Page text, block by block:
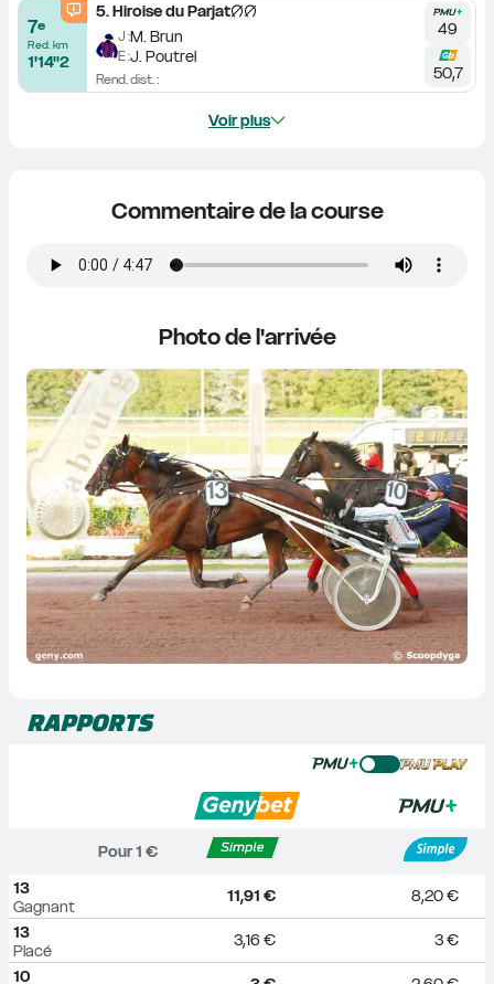
7e
Red. km
1'14''2
5.Hiroise du Parjat
J :M. Brun
E :J. Poutrel
Rend. dist. :
49
50,7
Voir plus
Commentaire de la course
Photo de l'arrivée
RAPPORTS
Pour 1 €
13
Gagnant
11,91 €
8,20 €
13
Placé
3,16 €
3 €
10